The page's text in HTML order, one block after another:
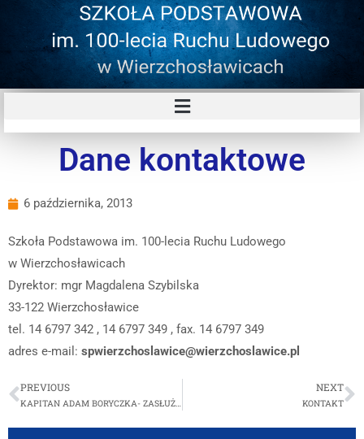
Dane kontaktowe
6 października, 2013
Szkoła Podstawowa im. 100-lecia Ruchu Ludowego
w Wierzchosławicach
Dyrektor: mgr Magdalena Szybilska
33-122 Wierzchosławice
tel. 14 6797 342 , 14 6797 349 , fax. 14 6797 349
adres e-mail: spwierzchoslawice@wierzchoslawice.pl
PREVIOUS
KAPITAN ADAM BORYCZKA- ZASŁUŻONY DLA GMINY
NEXT
KONTAKT